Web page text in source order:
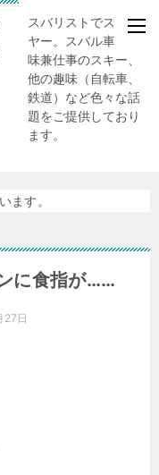
スバリストでスキー
ヤー。スバル車、趣
味兼仕事のスキー、
他の趣味（自転車、
鉄道）など色々な話
題をご提供しており
ます。
ます。
に食指が……
27日